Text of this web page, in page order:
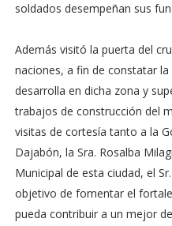
soldados desempeñan sus
Además visitó la puerta del
naciones, a fin de constatar
desarrolla en dicha zona y
trabajos de construcción del
visitas de cortesía tanto a la
Dajabón, la Sra. Rosalba
Municipal de esta ciudad, el
objetivo de fomentar el
pueda contribuir a un mejor